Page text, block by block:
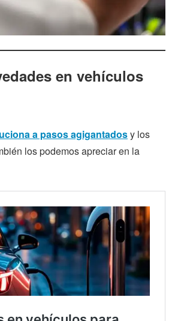
en vehículos
a pasos agigantadosy los
los podemos apreciar en la